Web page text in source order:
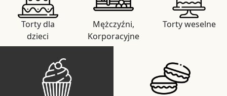
Torty dla
dzieci
Mężczyźni,
Korporacyjne
Torty weselne